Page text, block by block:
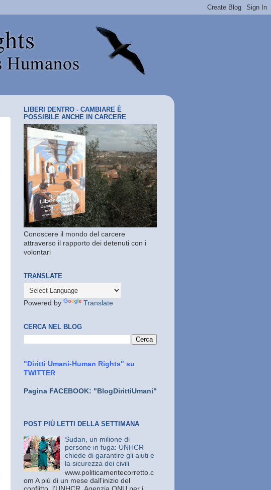
LIBERI DENTRO - CAMBIARE È
POSSIBILE ANCHE IN CARCERE
Conoscere il mondo del carcere
attraverso il rapporto dei detenuti con i
volontari
TRANSLATE
Powered by Translate
CERCA NEL BLOG
"Diritti Umani-Human Rights" su
TWITTER
Pagina FACEBOOK: "BlogDirittiUmani"
POST PIÙ LETTI DELLA SETTIMANA
Sudan, un milione di
persone in fuga: UNHCR
chiede di garantire gli aiuti e
la sicurezza dei civili
www.politicamentecorretto.c
om A più di un mese dall’inizio del